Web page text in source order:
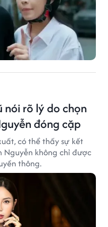
nói rõ lý do chọn
đóng cặp
có thể thấy sự kết
Nguyễn không chỉ được
thông.